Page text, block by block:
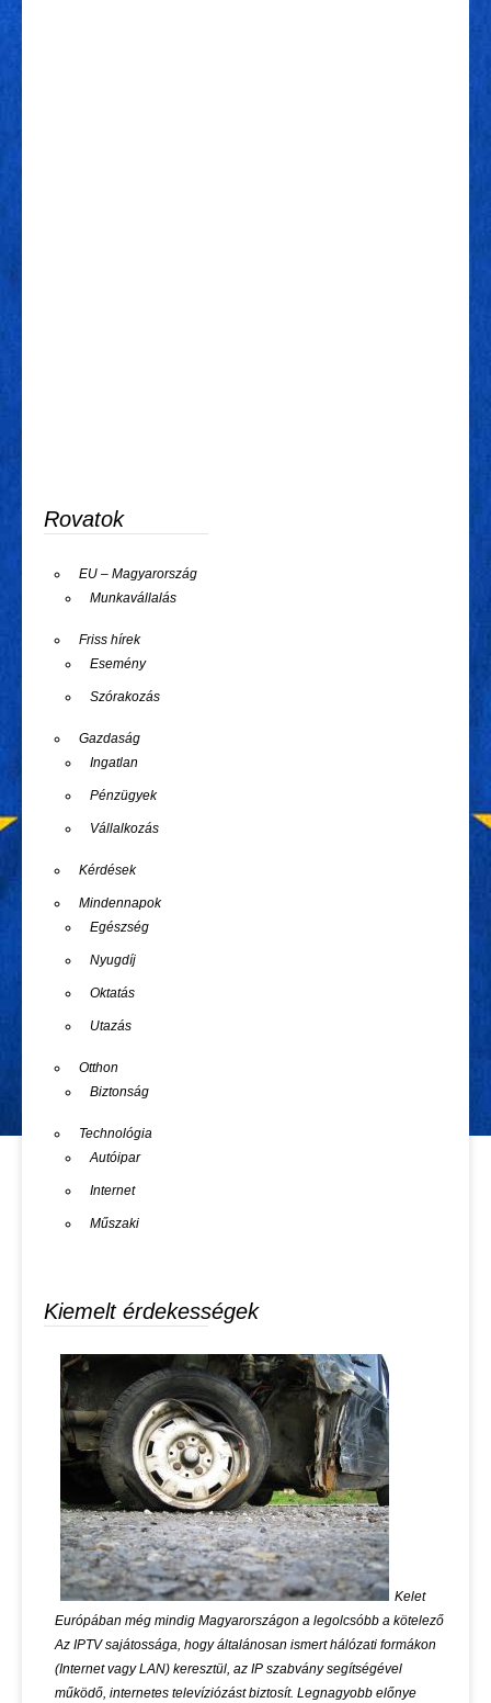
Rovatok
EU – Magyarország
Munkavállalás
Friss hírek
Esemény
Szórakozás
Gazdaság
Ingatlan
Pénzügyek
Vállalkozás
Kérdések
Mindennapok
Egészség
Nyugdíj
Oktatás
Utazás
Otthon
Biztonság
Technológia
Autóipar
Internet
Műszaki
Kiemelt érdekességek
Kelet
Európában még mindig Magyarországon a legolcsóbb a kötelező
Az IPTV sajátossága, hogy általánosan ismert hálózati formákon
(Internet vagy LAN) keresztül, az IP szabvány segítségével
működő, internetes televíziózást biztosít. Legnagyobb előnye